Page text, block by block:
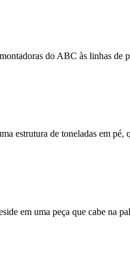
do ABC às linhas
estrutura de toneladas em
em uma peça que cabe na